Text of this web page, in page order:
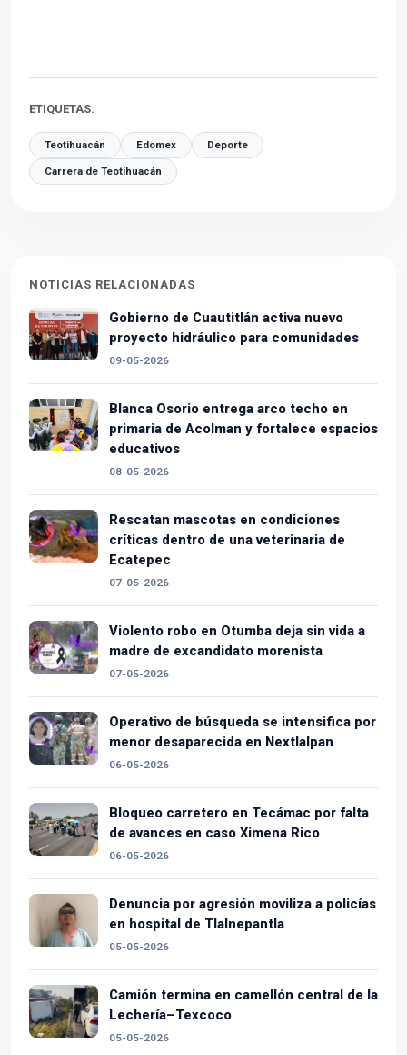
ETIQUETAS:
Teotihuacán Edomex Deporte
Carrera de Teotihuacán
NOTICIAS RELACIONADAS
Gobierno de Cuautitlán activa nuevo
proyecto hidráulico para comunidades
09-05-2026
Blanca Osorio entrega arco techo en
primaria de Acolman y fortalece espacios
educativos
08-05-2026
Rescatan mascotas en condiciones
críticas dentro de una veterinaria de
Ecatepec
07-05-2026
Violento robo en Otumba deja sin vida a
madre de excandidato morenista
07-05-2026
Operativo de búsqueda se intensifica por
menor desaparecida en Nextlalpan
06-05-2026
Bloqueo carretero en Tecámac por falta
de avances en caso Ximena Rico
06-05-2026
Denuncia por agresión moviliza a policías
en hospital de Tlalnepantla
05-05-2026
Camión termina en camellón central de la
Lechería–Texcoco
05-05-2026